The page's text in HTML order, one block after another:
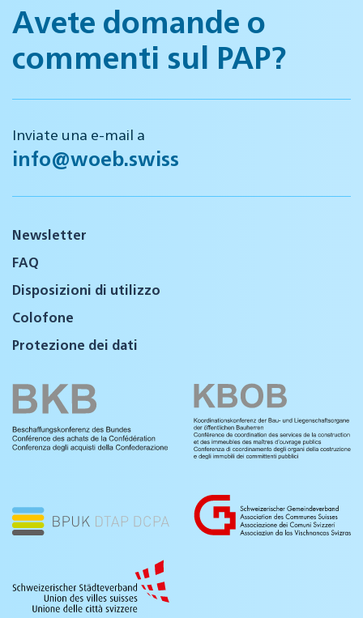
Avete domande o
commenti sul PAP?
Inviate una e-mail a
info@woeb.swiss
Newsletter
FAQ
Disposizioni di utilizzo
Colofone
Protezione dei dati